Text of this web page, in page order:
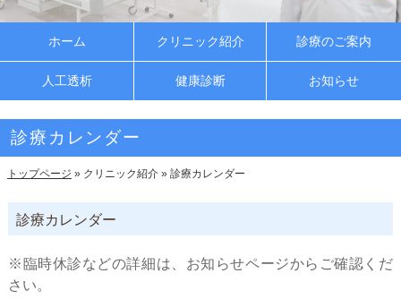
ホーム クリニック紹介 診療のご案内
人工透析 健康診断 お知らせ
診療カレンダー
トップページ » クリニック紹介 » 診療カレンダー
診療カレンダー
※臨時休診などの詳細は、お知らせページからご確認くだ
さい。